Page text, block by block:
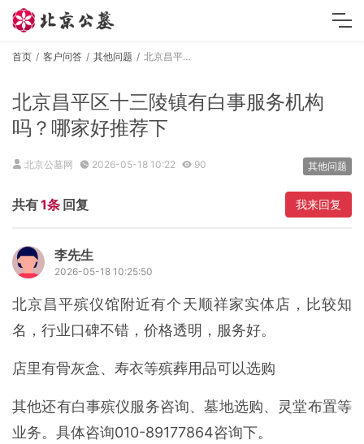
首页 客户问答 其他问题 北京昌平区十三陵镇有白事服务机构吗？哪家好推荐下
北京昌平区十三陵镇有白事服务机构
吗？哪家好推荐下
北京公墓网 2026-05-18 10:22 90 其他问题
共有1条 回复 我来回复
李先生
2026-05-18 10:25:50
北京昌平殡仪馆附近有个天顺祥家实体店，比较知
名，行业口碑不错，价格透明，服务好。
店里有骨灰盒、寿衣等殡葬用品可以选购
其他还有白事殡仪服务咨询、墓地选购、灵堂布置等
业务。具体咨询010-89177864咨询下。